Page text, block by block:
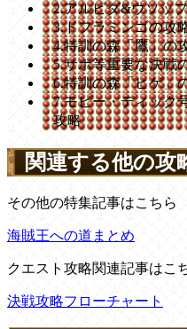
2.アルビダ&ウソッ
3.ドフラミンゴの攻
4.特訓の森「鷹」の
5.サボ等重要な決戦
6.特訓の森「ヒゲ」
7.モビー・ディック
攻略
関連する他の攻
その他の特集記事はこちら
海賊王への道まとめ
クエスト攻略関連記事はこ
決戦攻略フローチャート